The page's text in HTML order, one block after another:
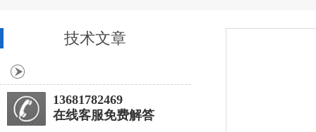
技术文章
13681782469
在线客服免费解答